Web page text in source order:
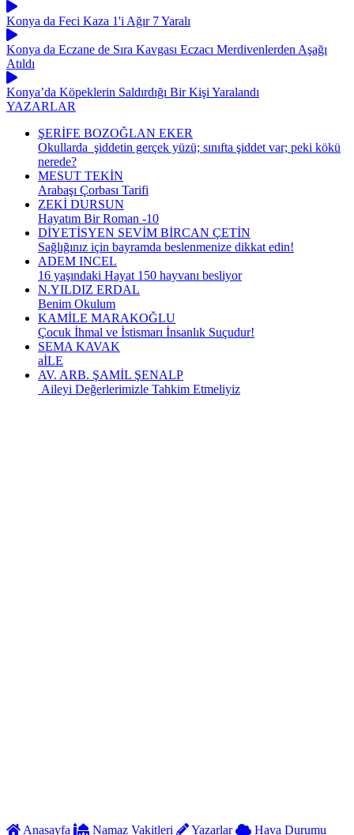
Konya da Feci Kaza 1'i Ağır 7 Yaralı
Konya da Eczane de Sıra Kavgası Eczacı Merdivenlerden Aşağı
Atıldı
Konya’da Köpeklerin Saldırdığı Bir Kişi Yaralandı
YAZARLAR
ŞERİFE BOZOĞLAN EKER
Okullarda şiddetin gerçek yüzü; sınıfta şiddet var; peki kökü
nerede?
MESUT TEKİN
Arabaşı Çorbası Tarifi
ZEKİ DURSUN
Hayatım Bir Roman -10
DİYETİSYEN SEVİM BİRCAN ÇETİN
Sağlığınız için bayramda beslenmenize dikkat edin!
ADEM INCEL
16 yaşındaki Hayat 150 hayvanı besliyor
N.YILDIZ ERDAL
Benim Okulum
KAMİLE MARAKOĞLU
Çocuk İhmal ve İstismarı İnsanlık Suçudur!
SEMA KAVAK
aİLE
AV. ARB. ŞAMİL ŞENALP
Aileyi Değerlerimizle Tahkim Etmeliyiz
Anasayfa Namaz Vakitleri Yazarlar Hava Durumu